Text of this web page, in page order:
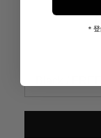
＊